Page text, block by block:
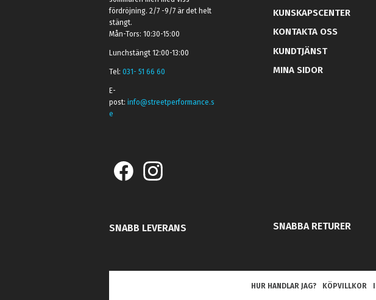
fördröjning. 2/7 -9/7 är det helt
stängt.
Mån-Tors: 10:30-15:00
Lunchstängt 12:00-13:00
Tel:031- 51 66 60
E-
post:info@streetperformance.s
e
KUNSKAPSCENTER
KONTAKTA OSS
KUNDTJÄNST
MINA SIDOR
SNABB LEVERANS SNABBA RETURER
HUR HANDLAR JAG? KÖPVILLKOR